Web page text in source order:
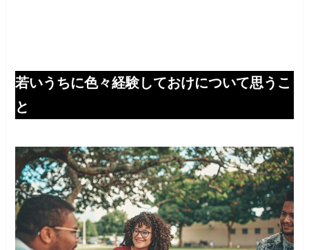
若いうちに色々経験しておけについて思うこ
と